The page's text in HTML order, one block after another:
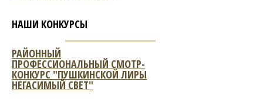
НАШИ КОНКУРСЫ
РАЙОННЫЙ
ПРОФЕССИОНАЛЬНЫЙ СМОТР-
КОНКУРС "ПУШКИНСКОЙ ЛИРЫ
НЕГАСИМЫЙ СВЕТ"